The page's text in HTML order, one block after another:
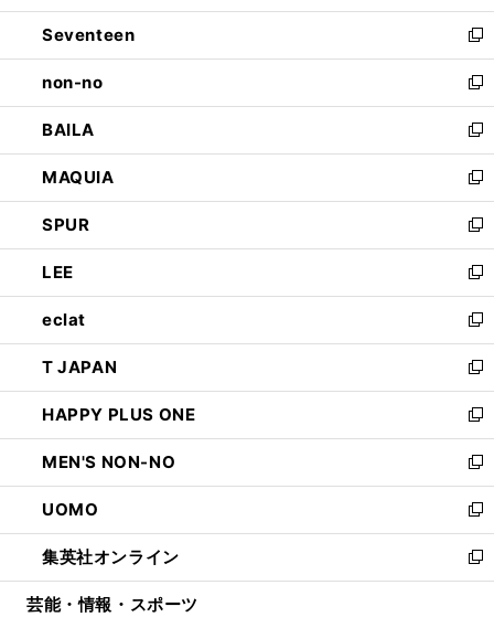
開
く
ウ
で
開
く
ン
ド
ウ
で
開
く
Seventeen
新
し
い
ウ
ィ
ン
ド
ウ
で
開
く
non-no
新
し
い
ウ
ィ
ン
ド
ウ
で
開
く
BAILA
新
し
い
ウ
ィ
ン
ド
ウ
で
開
く
MAQUIA
新
し
い
ウ
ィ
ン
ド
ウ
で
開
く
SPUR
新
し
い
ウ
ィ
ン
ド
ウ
で
開
く
LEE
新
し
い
ウ
ィ
ン
ド
ウ
で
開
く
eclat
新
し
い
ウ
ィ
ン
ド
ウ
で
開
く
T JAPAN
新
し
い
ウ
ィ
ン
ド
ウ
で
開
HAPPY PLUS ONE
新
し
い
ウ
ィ
ン
ド
ウ
MEN'S NON-NO
新
し
い
ウ
ィ
ン
UOMO
新
し
い
ウ
集英社オンライン
新
し
芸能・情報・スポーツ